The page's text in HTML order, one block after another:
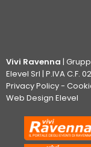
Vivi Ravenna |
Elevel Srl | P.IVA C.F.
Privacy Policy-
Web Design Elevel